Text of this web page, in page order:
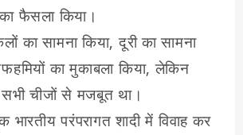
फैसला किया।
का सामना किया, दूरी का सामना
का मुकाबला किया, लेकिन
चीजों से मजबूत था।
परंपरागत शादी में विवाह कर